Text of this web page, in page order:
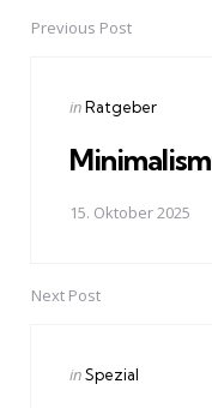
PostPrevious Post
Posted
inRatgeber
15. Oktober 2025
Next Post
Posted
inSpezial